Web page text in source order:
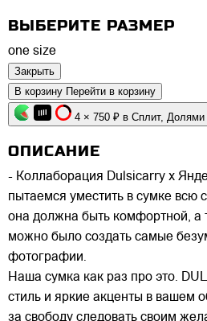
ВЫБЕРИТЕ РАЗМЕР
one size
Закрыть
В корзину Перейти в корзину
4 × 750 ₽ в
ОПИСАНИЕ
- Коллаборация Dulsicarry х
пытаемся уместить в сумке всю
она должна быть комфортной, а
можно было создать самые
фотографии.
Наша сумка как раз про это.
стиль и яркие акценты в вашем
за свободу следовать своим